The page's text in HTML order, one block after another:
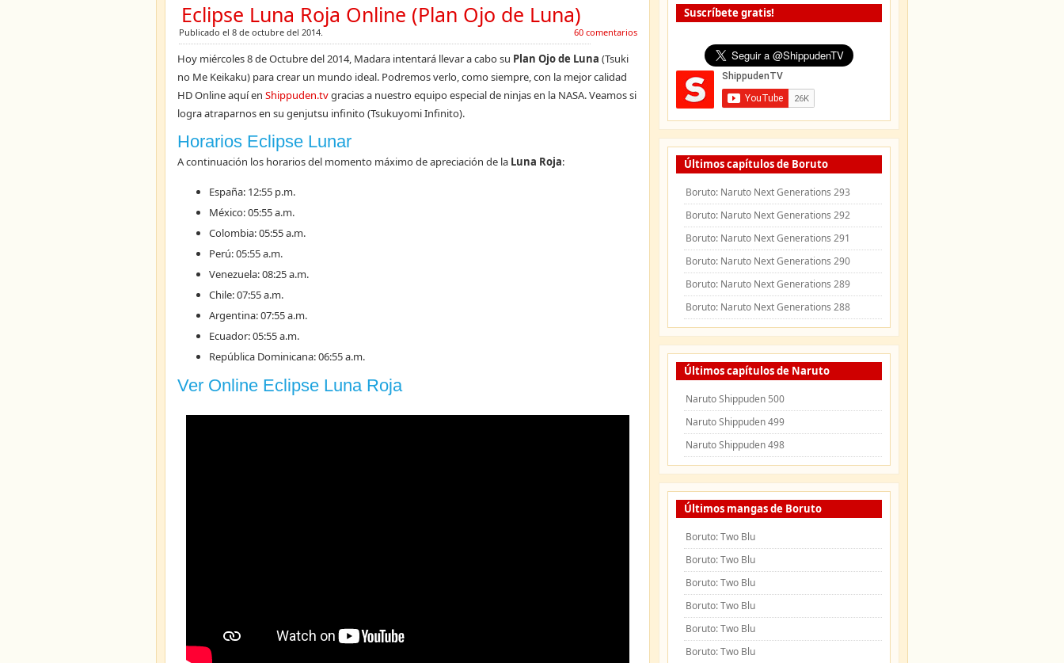
Eclipse Luna Roja Online (Plan Ojo de Luna)
Publicado el 8 de octubre del 2014. 60 comentarios
Hoy miércoles 8 de Octubre del 2014, Madara intentará llevar a cabo su Plan Ojo de Luna (Tsuki
no Me Keikaku) para crear un mundo ideal. Podremos verlo, como siempre, con la mejor calidad
HD Online aquí en Shippuden.tvgracias a nuestro equipo especial de ninjas en la NASA. Veamos si
logra atraparnos en su genjutsu infinito (Tsukuyomi Infinito).
Horarios Eclipse Lunar
A continuación los horarios del momento máximo de apreciación de la Luna Roja:
España: 12:55 p.m.
México: 05:55 a.m.
Colombia: 05:55 a.m.
Perú: 05:55 a.m.
Venezuela: 08:25 a.m.
Chile: 07:55 a.m.
Argentina: 07:55 a.m.
Ecuador: 05:55 a.m.
República Dominicana: 06:55 a.m.
Ver Online Eclipse Luna Roja
Suscríbete gratis!
Últimos capítulos de Boruto
Boruto: Naruto Next Generations 293
Boruto: Naruto Next Generations 292
Boruto: Naruto Next Generations 291
Boruto: Naruto Next Generations 290
Boruto: Naruto Next Generations 289
Boruto: Naruto Next Generations 288
Últimos capítulos de Naruto
Naruto Shippuden 500
Naruto Shippuden 499
Naruto Shippuden 498
Últimos mangas de Boruto
Boruto: Two Blu
Boruto: Two Blu
Boruto: Two Blu
Boruto: Two Blu
Boruto: Two Blu
Boruto: Two Blu